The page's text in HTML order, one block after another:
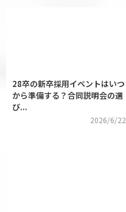
28卒の新卒採用イベントはいつ
から準備する？合同説明会の選
び...
2026/6/22